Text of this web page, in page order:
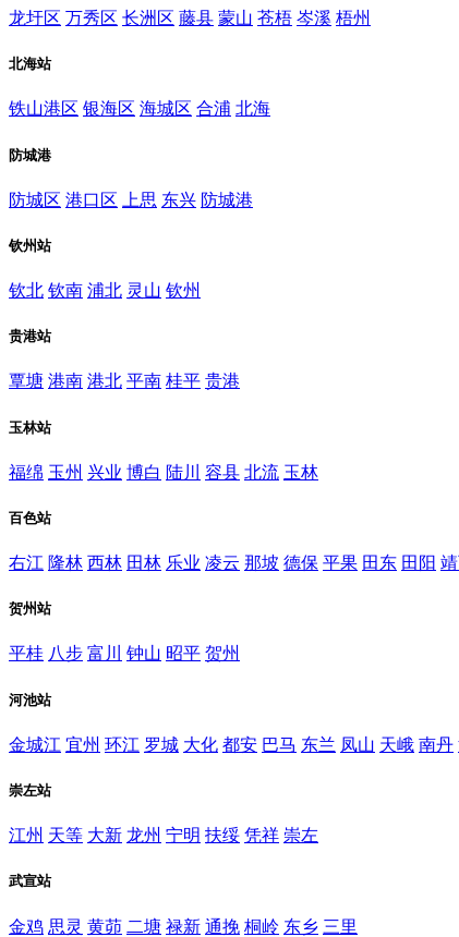
龙圩区 万秀区 长洲区 藤县 蒙山 苍梧 岑溪 梧州
北海站
铁山港区 银海区 海城区 合浦 北海
防城港
防城区 港口区 上思 东兴 防城港
钦州站
钦北 钦南 浦北 灵山 钦州
贵港站
覃塘 港南 港北 平南 桂平 贵港
玉林站
福绵 玉州 兴业 博白 陆川 容县 北流 玉林
百色站
右江 隆林 西林 田林 乐业 凌云 那坡 德保 平果 田东 田阳
贺州站
平桂 八步 富川 钟山 昭平 贺州
河池站
金城江 宜州 环江 罗城 大化 都安 巴马 东兰 凤山 天峨 南丹
崇左站
江州 天等 大新 龙州 宁明 扶绥 凭祥 崇左
武宣站
金鸡 思灵 黄茆 二塘 禄新 通挽 桐岭 东乡 三里